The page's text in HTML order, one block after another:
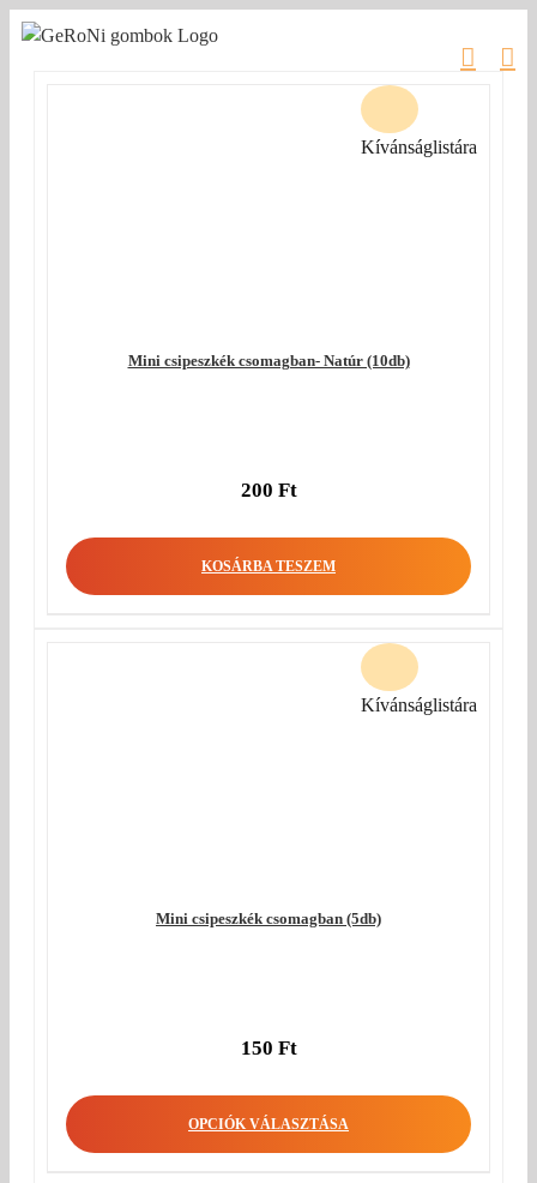
Kihagyás
Mini csipeszkék csomagban- Natúr (10db)
200 Ft
KOSÁRBA TESZEM
Kívánságlistára
Mini csipeszkék csomagban (5db)
150 Ft
OPCIÓK VÁLASZTÁSA
Kívánságlistára